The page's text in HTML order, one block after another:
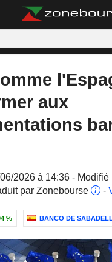
aux
2026 à 14:36 -
par Zonebourse
-
% BANCO DE